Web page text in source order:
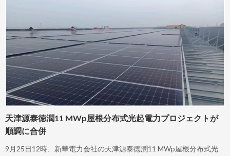
天津源泰徳潤11 MWp屋根分布式光起電力プロジェクトが
順調に合併
9月25日12時、新華電力会社の天津源泰徳潤11 MWp屋根分布式光